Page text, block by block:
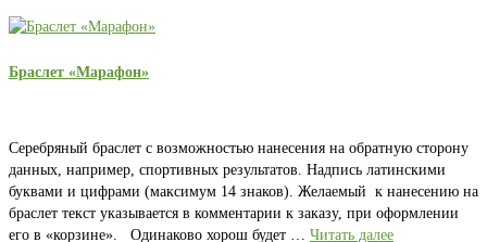
Браслет «Марафон»
Серебряный браслет с возможностью нанесения на обратную сторону
данных, например, спортивных результатов. Надпись латинскими
буквами и цифрами (максимум 14 знаков). Желаемый к нанесению на
браслет текст указывается в комментарии к заказу, при оформлении
его в «корзине». Одинаково хорош будет … Читать далее